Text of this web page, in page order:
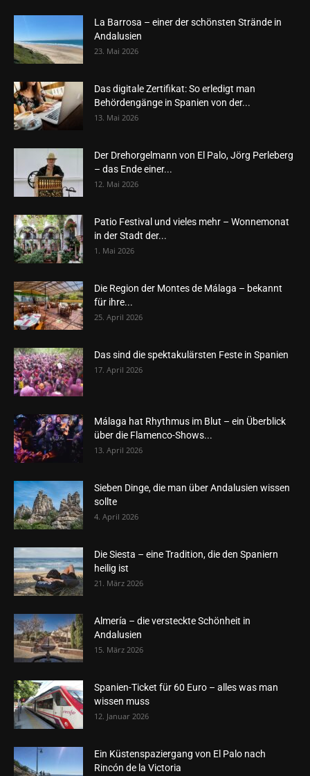
La Barrosa – einer der schönsten Strände in
Andalusien
23. Mai 2026
Das digitale Zertifikat: So erledigt man
Behördengänge in Spanien von der...
13. Mai 2026
Der Drehorgelmann von El Palo, Jörg Perleberg
– das Ende einer...
12. Mai 2026
Patio Festival und vieles mehr – Wonnemonat
in der Stadt der...
1. Mai 2026
Die Region der Montes de Málaga – bekannt
für ihre...
25. April 2026
Das sind die spektakulärsten Feste in Spanien
17. April 2026
Málaga hat Rhythmus im Blut – ein Überblick
über die Flamenco-Shows...
13. April 2026
Sieben Dinge, die man über Andalusien wissen
sollte
4. April 2026
Die Siesta – eine Tradition, die den Spaniern
heilig ist
21. März 2026
Almería – die versteckte Schönheit in
Andalusien
15. März 2026
Spanien-Ticket für 60 Euro – alles was man
wissen muss
12. Januar 2026
Ein Küstenspaziergang von El Palo nach
Rincón de la Victoria